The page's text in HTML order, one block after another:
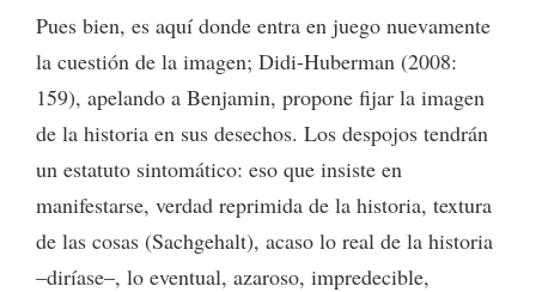
Pues bien, es aquí donde entra en juego nuevamente
la cuestión de la imagen; Didi-Huberman (2008:
159), apelando a Benjamin, propone fijar la imagen
de la historia en sus desechos. Los despojos tendrán
un estatuto sintomático: eso que insiste en
manifestarse, verdad reprimida de la historia, textura
de las cosas (Sachgehalt), acaso lo real de la historia
–diríase–, lo eventual, azaroso, impredecible,